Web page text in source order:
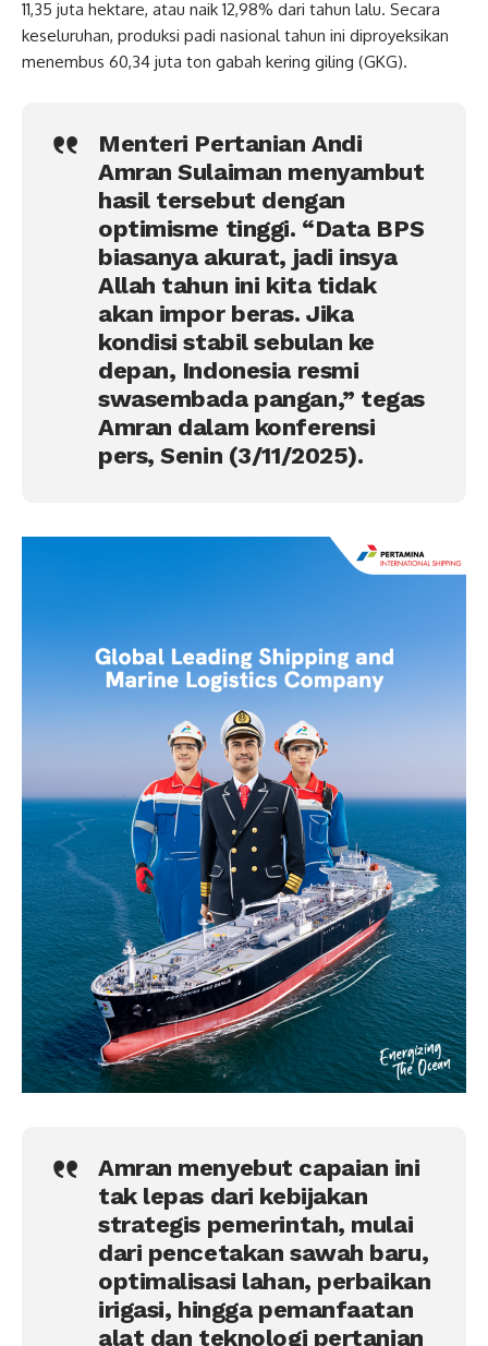
11,35 juta hektare, atau naik 12,98% dari tahun lalu. Secara
keseluruhan, produksi padi nasional tahun ini diproyeksikan
menembus 60,34 juta ton gabah kering giling (GKG).
Menteri Pertanian Andi
Amran Sulaiman menyambut
hasil tersebut dengan
optimisme tinggi. “Data BPS
biasanya akurat, jadi insya
Allah tahun ini kita tidak
akan impor beras. Jika
kondisi stabil sebulan ke
depan, Indonesia resmi
swasembada pangan,” tegas
Amran dalam konferensi
pers, Senin (3/11/2025).
Amran menyebut capaian ini
tak lepas dari kebijakan
strategis pemerintah, mulai
dari pencetakan sawah baru,
optimalisasi lahan, perbaikan
irigasi, hingga pemanfaatan
alat dan teknologi pertanian